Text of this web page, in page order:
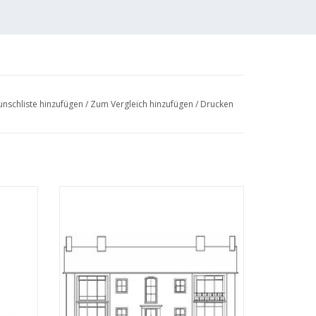
hinzufügen / Zum Vergleich hinzufügen / Drucken
ZUM WARENKORB HINZUFÜGEN